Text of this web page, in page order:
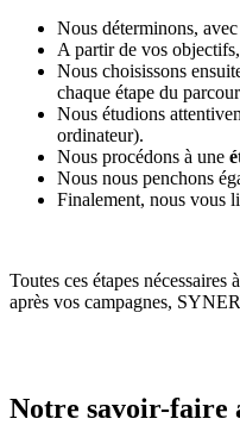
Nous déterminons,
A partir de vos
Nous choisissons
chaque étape du
Nous étudions
ordinateur).
Nous procédons à une
Nous nous penchons
Finalement, nous vous
Toutes ces étapes
après vos campagnes,
Notre savoir-faire